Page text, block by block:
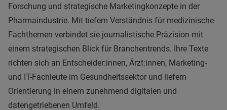
Forschung und strategische Marketingkonzepte in der
Pharmaindustrie. Mit tiefem Verständnis für medizinische
Fachthemen verbindet sie journalistische Präzision mit
einem strategischen Blick für Branchentrends. Ihre Texte
richten sich an Entscheider:innen, Ärzt:innen, Marketing-
und IT-Fachleute im Gesundheitssektor und liefern
Orientierung in einem zunehmend digitalen und
datengetriebenen Umfeld.